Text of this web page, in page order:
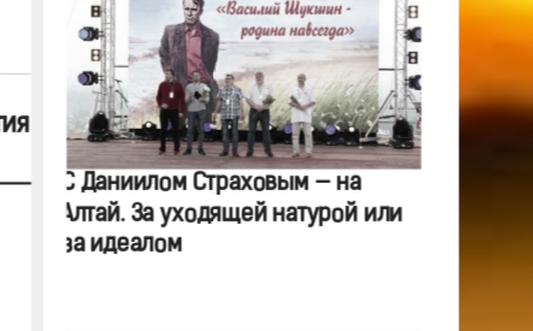
С Даниилом Страховым — на
Алтай. За уходящей натурой или
за идеалом